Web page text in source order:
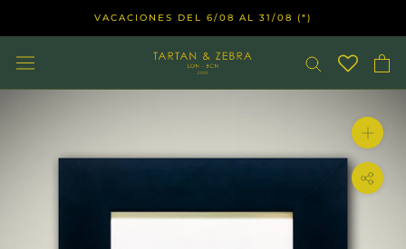
VACACIONES DEL 6/08 AL 31/08 (*)